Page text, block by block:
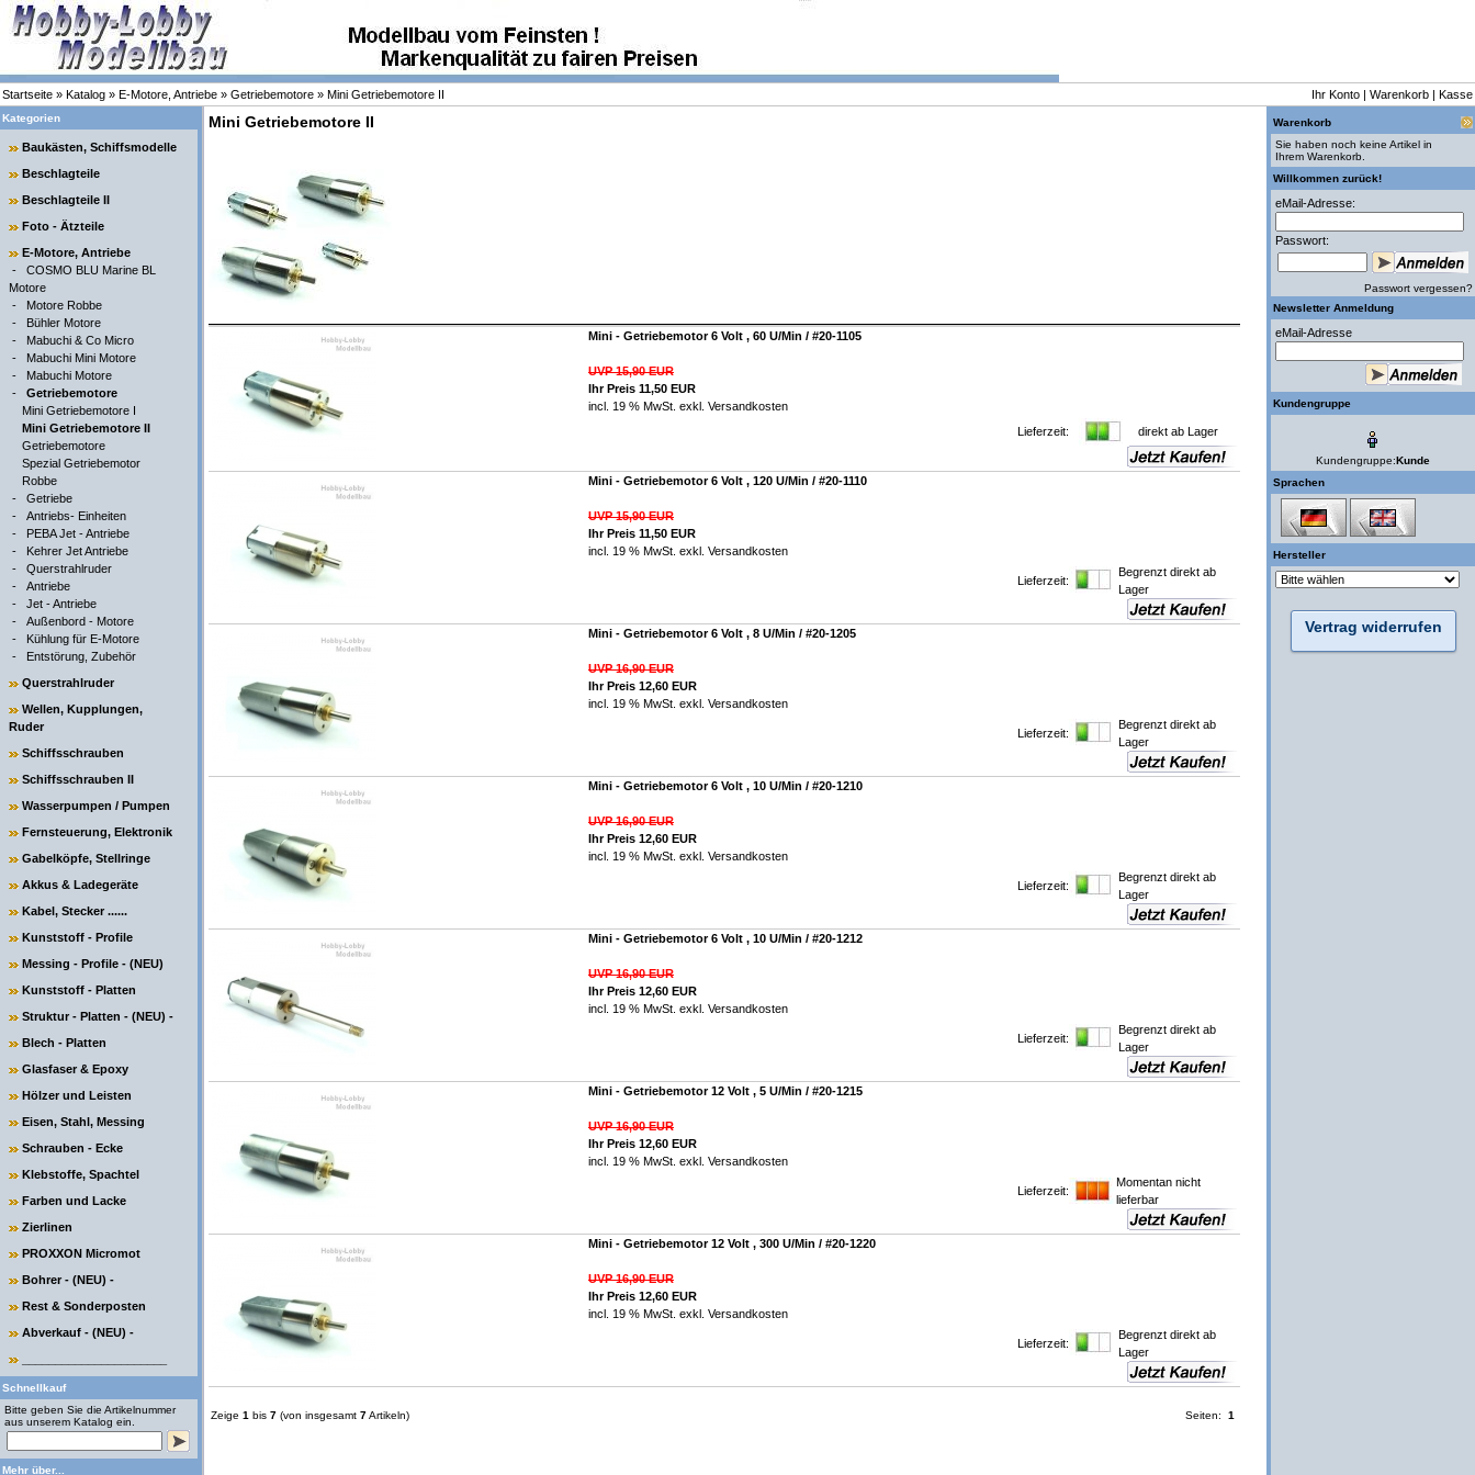
Startseite » Katalog » E-Motore, Antriebe » Getriebemotore » Mini Getriebemotore II Ihr Konto | Warenkorb | Kasse
Kategorien
Baukästen, Schiffsmodelle
Beschlagteile
Beschlagteile II
Foto - Ätzteile
E-Motore, Antriebe
- COSMO BLU Marine BL
Motore
- Motore Robbe
- Bühler Motore
- Mabuchi & Co Micro
- Mabuchi Mini Motore
- Mabuchi Motore
- Getriebemotore
Mini Getriebemotore I
Mini Getriebemotore II
Getriebemotore
Spezial Getriebemotor
Robbe
- Getriebe
- Antriebs- Einheiten
- PEBA Jet - Antriebe
- Kehrer Jet Antriebe
- Querstrahlruder
- Antriebe
- Jet - Antriebe
- Außenbord - Motore
- Kühlung für E-Motore
- Entstörung, Zubehör
Querstrahlruder
Wellen, Kupplungen,
Ruder
Schiffsschrauben
Schiffsschrauben II
Wasserpumpen / Pumpen
Fernsteuerung, Elektronik
Gabelköpfe, Stellringe
Akkus & Ladegeräte
Kabel, Stecker ......
Kunststoff - Profile
Messing - Profile - (NEU)
Kunststoff - Platten
Struktur - Platten - (NEU) -
Blech - Platten
Glasfaser & Epoxy
Hölzer und Leisten
Eisen, Stahl, Messing
Schrauben - Ecke
Klebstoffe, Spachtel
Farben und Lacke
Zierlinen
PROXXON Micromot
Bohrer - (NEU) -
Rest & Sonderposten
Abverkauf - (NEU) -
Schnellkauf
Bitte geben Sie die Artikelnummer
aus unserem Katalog ein.
Mehr über...
Mini Getriebemotore II
Mini - Getriebemotor 6 Volt , 60 U/Min / #20-1105
UVP 15,90 EUR
Ihr Preis 11,50 EUR
incl. 19 % MwSt. exkl. Versandkosten
Lieferzeit:
direkt ab Lager
Mini - Getriebemotor 6 Volt , 120 U/Min / #20-1110
UVP 15,90 EUR
Ihr Preis 11,50 EUR
incl. 19 % MwSt. exkl. Versandkosten
Lieferzeit:
Begrenzt direkt ab
Lager
Mini - Getriebemotor 6 Volt , 8 U/Min / #20-1205
UVP 16,90 EUR
Ihr Preis 12,60 EUR
incl. 19 % MwSt. exkl. Versandkosten
Lieferzeit:
Begrenzt direkt ab
Lager
Mini - Getriebemotor 6 Volt , 10 U/Min / #20-1210
UVP 16,90 EUR
Ihr Preis 12,60 EUR
incl. 19 % MwSt. exkl. Versandkosten
Lieferzeit:
Begrenzt direkt ab
Lager
Mini - Getriebemotor 6 Volt , 10 U/Min / #20-1212
UVP 16,90 EUR
Ihr Preis 12,60 EUR
incl. 19 % MwSt. exkl. Versandkosten
Lieferzeit:
Begrenzt direkt ab
Lager
Mini - Getriebemotor 12 Volt , 5 U/Min / #20-1215
UVP 16,90 EUR
Ihr Preis 12,60 EUR
incl. 19 % MwSt. exkl. Versandkosten
Lieferzeit:
Momentan nicht
lieferbar
Mini - Getriebemotor 12 Volt , 300 U/Min / #20-1220
UVP 16,90 EUR
Ihr Preis 12,60 EUR
incl. 19 % MwSt. exkl. Versandkosten
Lieferzeit:
Begrenzt direkt ab
Lager
Zeige 1 bis 7 (von insgesamt 7Artikeln) Seiten: 1
Warenkorb
Sie haben noch keine Artikel in
Ihrem Warenkorb.
Willkommen zurück!
eMail-Adresse:
Passwort:
Passwort vergessen?
Newsletter Anmeldung
eMail-Adresse
Kundengruppe
Kundengruppe:Kunde
Sprachen
Hersteller
Vertrag widerrufen